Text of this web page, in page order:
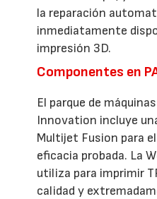
la reparación
inmediatamente
impresión 3D.
Componentes en
El parque de
Innovation incluye
Multijet Fusion para
eficacia probada. La
utiliza para imprimir
calidad y